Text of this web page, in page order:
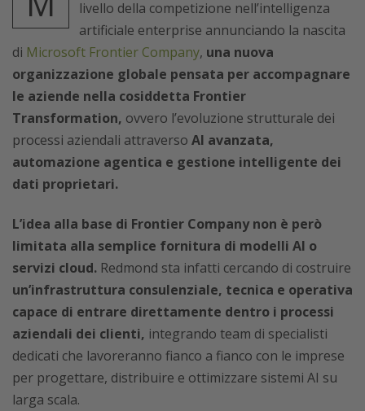
livello della competizione nell’intelligenza
artificiale enterprise annunciando la nascita
di Microsoft Frontier Company, una nuova
organizzazione globale pensata per accompagnare
le aziende nella cosiddetta Frontier
Transformation, ovvero l’evoluzione strutturale dei
processi aziendali attraverso AI avanzata,
automazione agentica e gestione intelligente dei
dati proprietari.
L’idea alla base di Frontier Company non è però
limitata alla semplice fornitura di modelli AI o
servizi cloud. Redmond sta infatti cercando di costruire
un’infrastruttura consulenziale, tecnica e operativa
capace di entrare direttamente dentro i processi
aziendali dei clienti, integrando team di specialisti
dedicati che lavoreranno fianco a fianco con le imprese
per progettare, distribuire e ottimizzare sistemi AI su
larga scala.